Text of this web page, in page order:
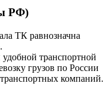
РФ)
ТК равнозначна
транспортной
грузов по России
компаний.